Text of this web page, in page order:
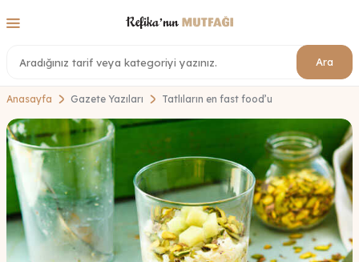
Ara
Anasayfa Gazete Yazıları Tatlıların en fast food’u